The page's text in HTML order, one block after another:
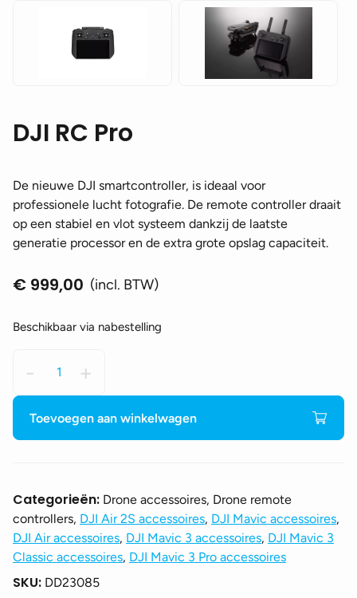
DJI RC Pro
De nieuwe DJI smartcontroller, is ideaal voor
professionele lucht fotografie. De remote controller draait
op een stabiel en vlot systeem dankzij de laatste
generatie processor en de extra grote opslag capaciteit.
€ 999,00 (incl. BTW)
Beschikbaar via nabestelling
-
RC
Pro
aantal
+
Toevoegen aan winkelwagen
Categorieën: Drone accessoires, Drone remote
controllers, DJI Air 2S accessoires, DJI Mavic accessoires,
DJI Air accessoires, DJI Mavic 3 accessoires, DJI Mavic 3
Classic accessoires, DJI Mavic 3 Pro accessoires
SKU: DD23085